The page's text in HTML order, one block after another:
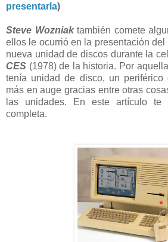
presentarla)
Steve Wozniaktambién comete
ellos le ocurrió en la presentación del
nueva unidad de discos durante la
CES (1978) de la historia. Por
tenía unidad de disco, un periférico
más en auge gracias entre otras
las unidades. En este artículo te
completa.